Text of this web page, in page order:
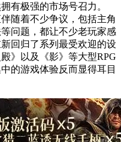
有极强的市场号召力。
随着不少争议，包括主角
问题，都让不少老玩家感
回归了系列最受欢迎的设
》以及《影》等大型RPG
的游戏体验反而显得耳目